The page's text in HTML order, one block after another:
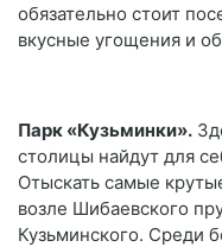
обязательно стоит
вкусные угощения и
Парк «Кузьминки».
столицы найдут для
Отыскать самые
возле Шибаевского
Кузьминского. Среди